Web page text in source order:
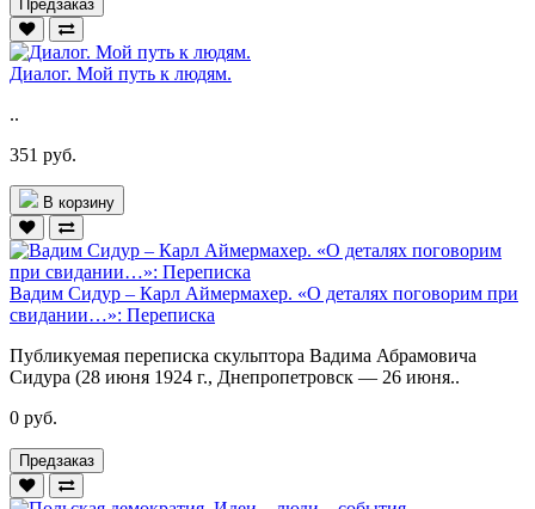
Предзаказ
Диалог. Мой путь к людям.
..
351 руб.
В корзину
Вадим Сидур – Карл Аймермахер. «О деталях поговорим при
свидании…»: Переписка
Публикуемая переписка скульптора Вадима Абрамовича
Сидура (28 июня 1924 г., Днепропетровск — 26 июня..
0 руб.
Предзаказ